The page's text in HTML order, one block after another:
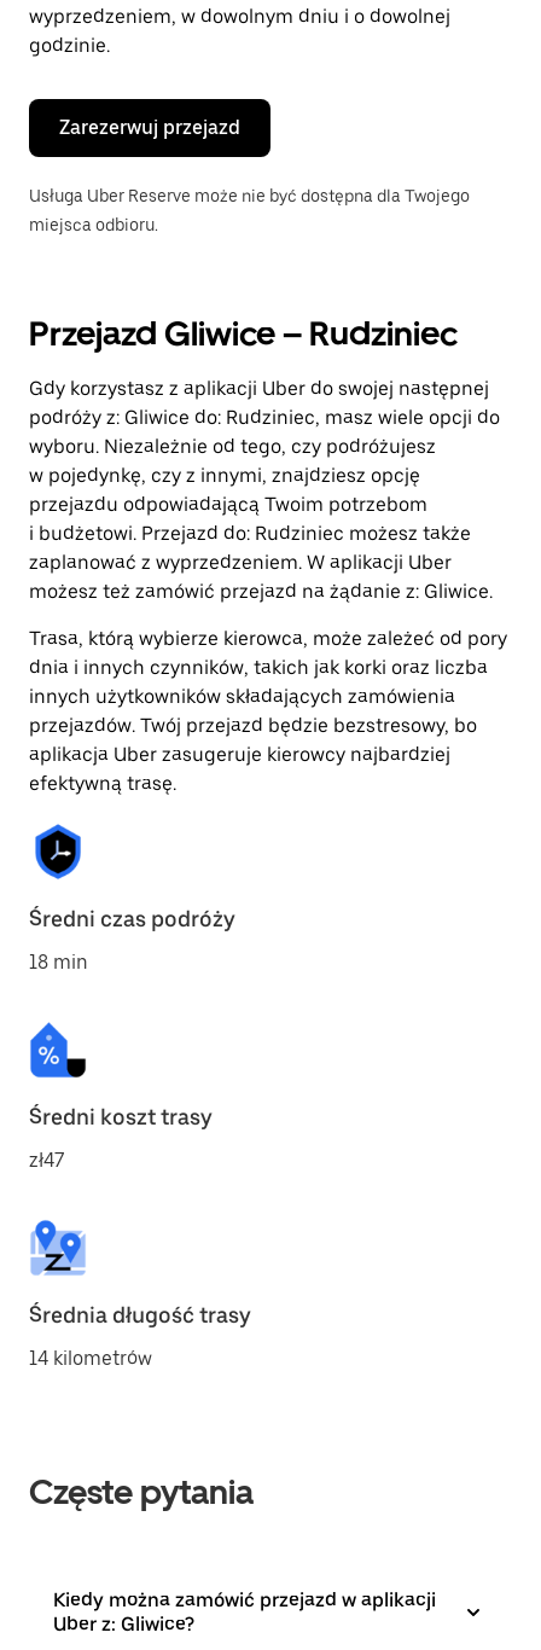
wyprzedzeniem, w dowolnym dniu i o dowolnej
godzinie.
Zarezerwuj przejazd
Usługa Uber Reserve może nie być dostępna dla Twojego
miejsca odbioru.
Przejazd Gliwice – Rudziniec
Gdy korzystasz z aplikacji Uber do swojej następnej
podróży z: Gliwice do: Rudziniec, masz wiele opcji do
wyboru. Niezależnie od tego, czy podróżujesz
w pojedynkę, czy z innymi, znajdziesz opcję
przejazdu odpowiadającą Twoim potrzebom
i budżetowi. Przejazd do: Rudziniec możesz także
zaplanować z wyprzedzeniem. W aplikacji Uber
możesz też zamówić przejazd na żądanie z: Gliwice.
Trasa, którą wybierze kierowca, może zależeć od pory
dnia i innych czynników, takich jak korki oraz liczba
innych użytkowników składających zamówienia
przejazdów. Twój przejazd będzie bezstresowy, bo
aplikacja Uber zasugeruje kierowcy najbardziej
efektywną trasę.
Średni czas podróży
18 min
Średni koszt trasy
zł47
Średnia długość trasy
14 kilometrów
Częste pytania
Kiedy można zamówić przejazd w aplikacji
Uber z: Gliwice?